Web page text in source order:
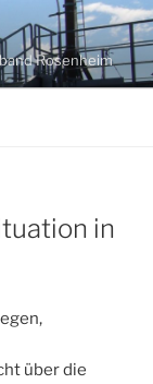
Rosenheim
in
über die